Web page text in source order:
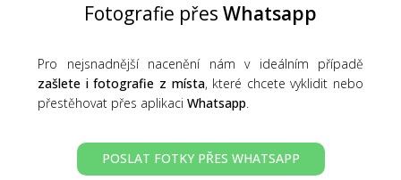
Fotografie přes Whatsapp
Pro nejsnadnější nacenění nám v ideálním případě
zašlete i fotografie z místa, které chcete vyklidit nebo
přestěhovat přes aplikaci Whatsapp
POSLAT FOTKY PŘES WHATSAPP